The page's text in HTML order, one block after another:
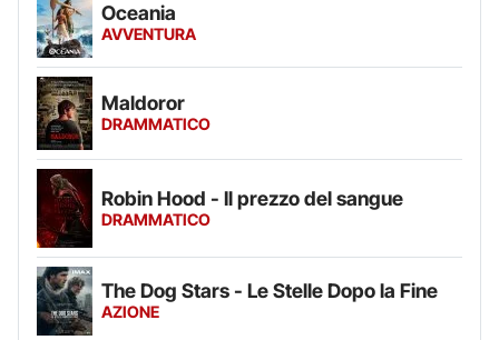
Oceania
AVVENTURA
Maldoror
DRAMMATICO
Robin Hood - Il prezzo del sangue
DRAMMATICO
The Dog Stars - Le Stelle Dopo la Fine
AZIONE